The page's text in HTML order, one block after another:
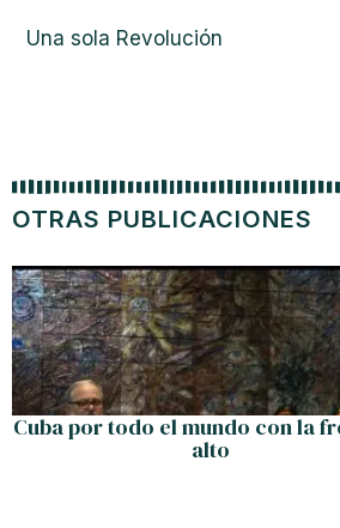
Una sola Revolución
OTRAS PUBLICACIONES
Cuba por todo el mundo con la
alto